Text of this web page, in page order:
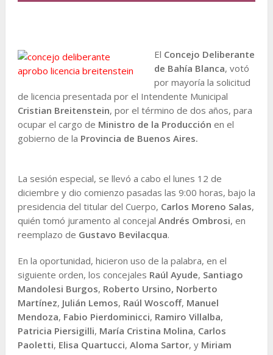
El Concejo Deliberante
de Bahía Blanca, votó
por mayoría la solicitud
de licencia presentada por el Intendente Municipal
Cristian Breitenstein, por el término de dos años, para
ocupar el cargo de Ministro de la Producción en el
gobierno de la Provincia de Buenos Aires.
La sesión especial, se llevó a cabo el lunes 12 de
diciembre y dio comienzo pasadas las 9:00 horas, bajo la
presidencia del titular del Cuerpo, Carlos Moreno Salas,
quién tomó juramento al concejal Andrés Ombrosi, en
reemplazo de Gustavo Bevilacqua.
En la oportunidad, hicieron uso de la palabra, en el
siguiente orden, los concejales Raúl Ayude, Santiago
Mandolesi Burgos, Roberto Ursino, Norberto
Martínez, Julián Lemos, Raúl Woscoff, Manuel
Mendoza, Fabio Pierdominicci, Ramiro Villalba,
Patricia Piersigilli, María Cristina Molina, Carlos
Paoletti, Elisa Quartucci, Aloma Sartor, yMiriam